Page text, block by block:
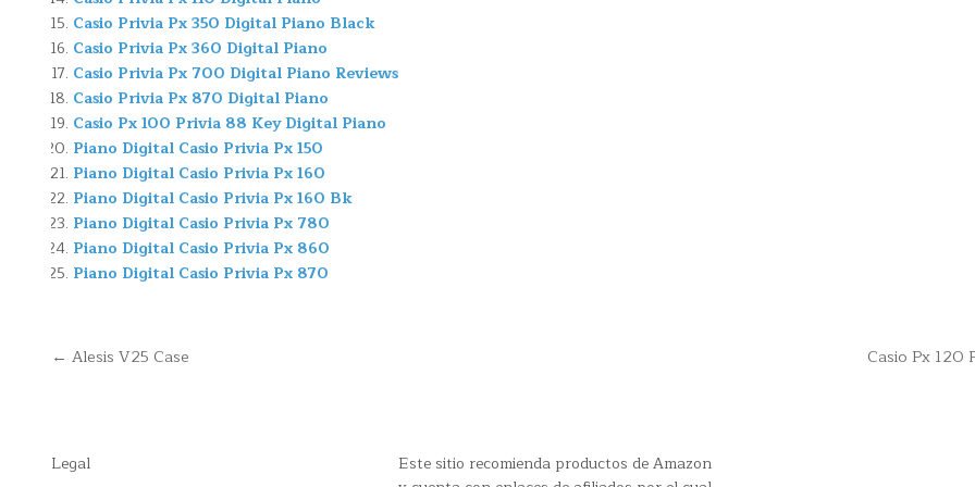
Casio Privia Px 350 Digital Piano Black
Casio Privia Px 360 Digital Piano
Casio Privia Px 700 Digital Piano Reviews
Casio Privia Px 870 Digital Piano
Casio Px 100 Privia 88 Key Digital Piano
Piano Digital Casio Privia Px 150
Piano Digital Casio Privia Px 160
Piano Digital Casio Privia Px 160 Bk
Piano Digital Casio Privia Px 780
Piano Digital Casio Privia Px 860
Piano Digital Casio Privia Px 870
Navegación Casio Px 120
← Alesis V25 Case
Legal
Este sitio recomienda productos de Amazon